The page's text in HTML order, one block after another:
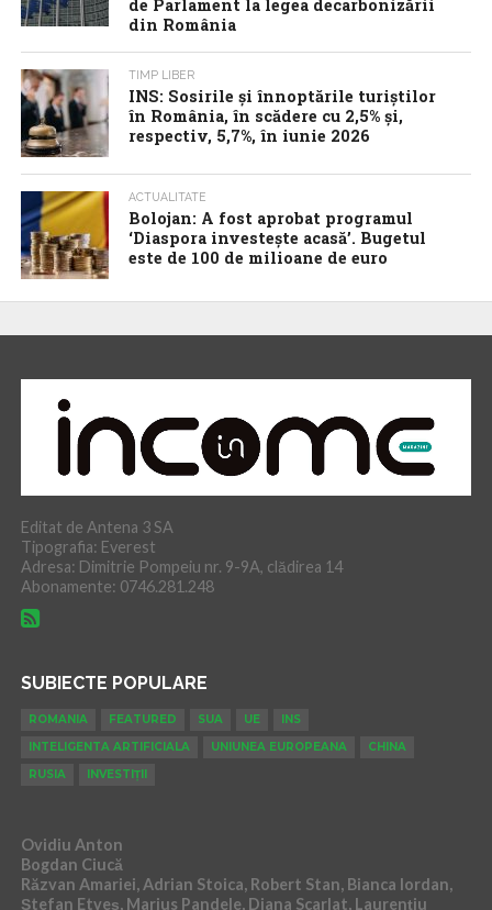
de Parlament la legea decarbonizării
din România
TIMP LIBER
INS: Sosirile și înnoptările turiștilor
în România, în scădere cu 2,5% și,
respectiv, 5,7%, în iunie 2026
ACTUALITATE
Bolojan: A fost aprobat programul
‘Diaspora investește acasă’. Bugetul
este de 100 de milioane de euro
Editat de Antena 3 SA
Tipografia: Everest
Adresa: Dimitrie Pompeiu nr. 9-9A, clădirea 14
Abonamente: 0746.281.248
SUBIECTE POPULARE
ROMANIA FEATURED SUA UE
INS
INTELIGENTA ARTIFICIALA
UNIUNEA EUROPEANA
CHINA
RUSIA
INVESTIȚII
Ovidiu Anton
Bogdan Ciucă
Răzvan Amariei, Adrian Stoica, Robert Stan, Bianca Iordan,
Ștefan Etveș, Marius Pandele, Diana Scarlat, Laurențiu